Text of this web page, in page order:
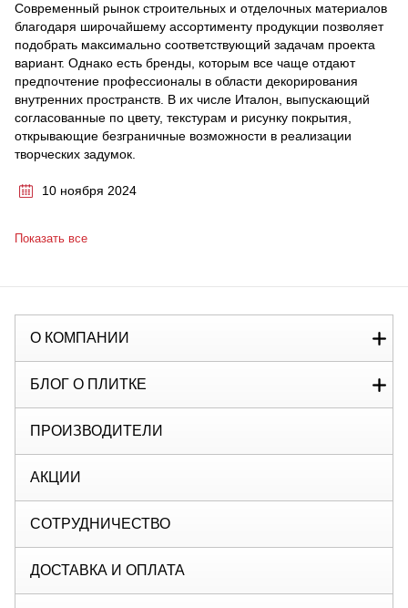
Современный рынок строительных и отделочных материалов
благодаря широчайшему ассортименту продукции позволяет
подобрать максимально соответствующий задачам проекта
вариант. Однако есть бренды, которым все чаще отдают
предпочтение профессионалы в области декорирования
внутренних пространств. В их числе Италон, выпускающий
согласованные по цвету, текстурам и рисунку покрытия,
открывающие безграничные возможности в реализации
творческих задумок.
10 ноября 2024
Показать все
О КОМПАНИИ
БЛОГ О ПЛИТКЕ
ПРОИЗВОДИТЕЛИ
АКЦИИ
СОТРУДНИЧЕСТВО
ДОСТАВКА И ОПЛАТА